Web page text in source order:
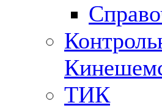
ТИК